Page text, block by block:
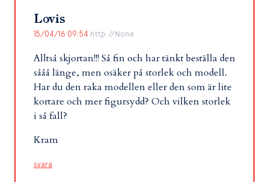
Lovis
15/04/16 09:54 http://None
Alltså skjortan!!! Så fin och har tänkt beställa den
sååå länge, men osäker på storlek och modell.
Har du den raka modellen eller den som är lite
kortare och mer figursydd? Och vilken storlek
i så fall?
Kram
svara